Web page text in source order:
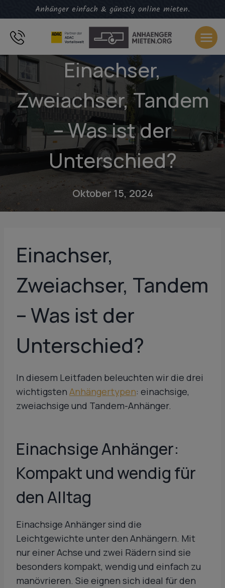
Inhalt
springen
Anhänger einfach & günstig online mieten.
Einachser,
Zweiachser, Tandem
– Was ist der
Unterschied?
Oktober 15, 2024
Einachser,
Zweiachser, Tandem
– Was ist der
Unterschied?
In diesem Leitfaden beleuchten wir die drei
wichtigsten Anhängertypen: einachsige,
zweiachsige und Tandem-Anhänger.
Einachsige Anhänger:
Kompakt und wendig für
den Alltag
Einachsige Anhänger sind die
Leichtgewichte unter den Anhängern. Mit
nur einer Achse und zwei Rädern sind sie
besonders kompakt, wendig und einfach zu
manövrieren. Sie eignen sich ideal für den